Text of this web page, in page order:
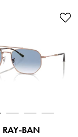
RAY-BAN